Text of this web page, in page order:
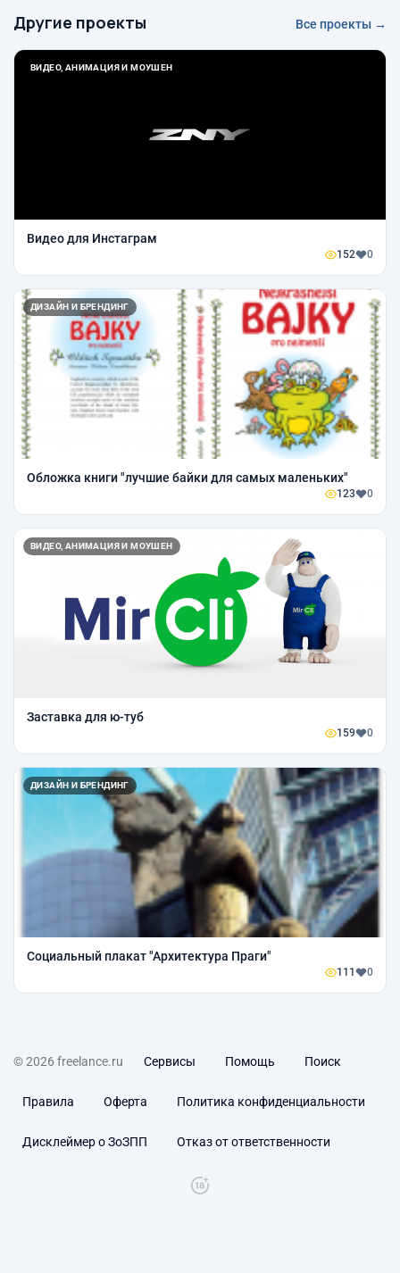
Другие проекты Все проекты →
ВИДЕО, АНИМАЦИЯ И МОУШЕН
Видео для Инстаграм
152 0
ДИЗАЙН И БРЕНДИНГ
Обложка книги "лучшие байки для самых маленьких"
123 0
ВИДЕО, АНИМАЦИЯ И МОУШЕН
Заставка для ю-туб
159 0
ДИЗАЙН И БРЕНДИНГ
Социальный плакат "Архитектура Праги"
111 0
© 2026 freelance.ru Сервисы Помощь Поиск
Правила Оферта Политика конфиденциальности
Дисклеймер о ЗоЗПП Отказ от ответственности